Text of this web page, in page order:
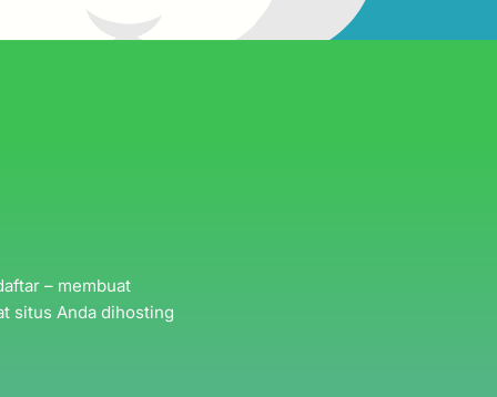
– membuat
situs Anda dihosting